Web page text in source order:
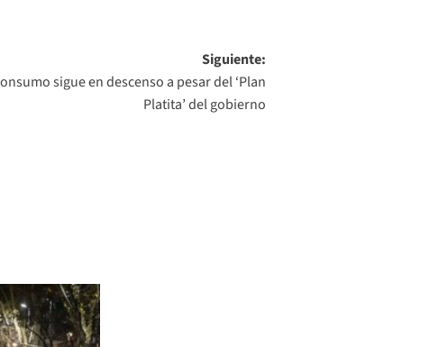
Siguiente:
sigue en descenso a pesar del ‘Plan
Platita’ del gobierno